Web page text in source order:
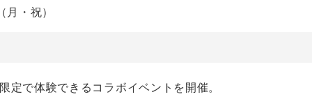
・祝）
定で体験できるコラボイベントを開催。